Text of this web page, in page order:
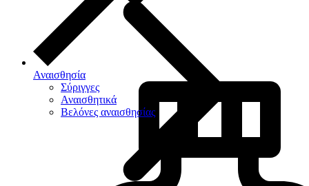
Αναισθησία
Σύριγγες
Αναισθητικά
Βελόνες αναισθησίας